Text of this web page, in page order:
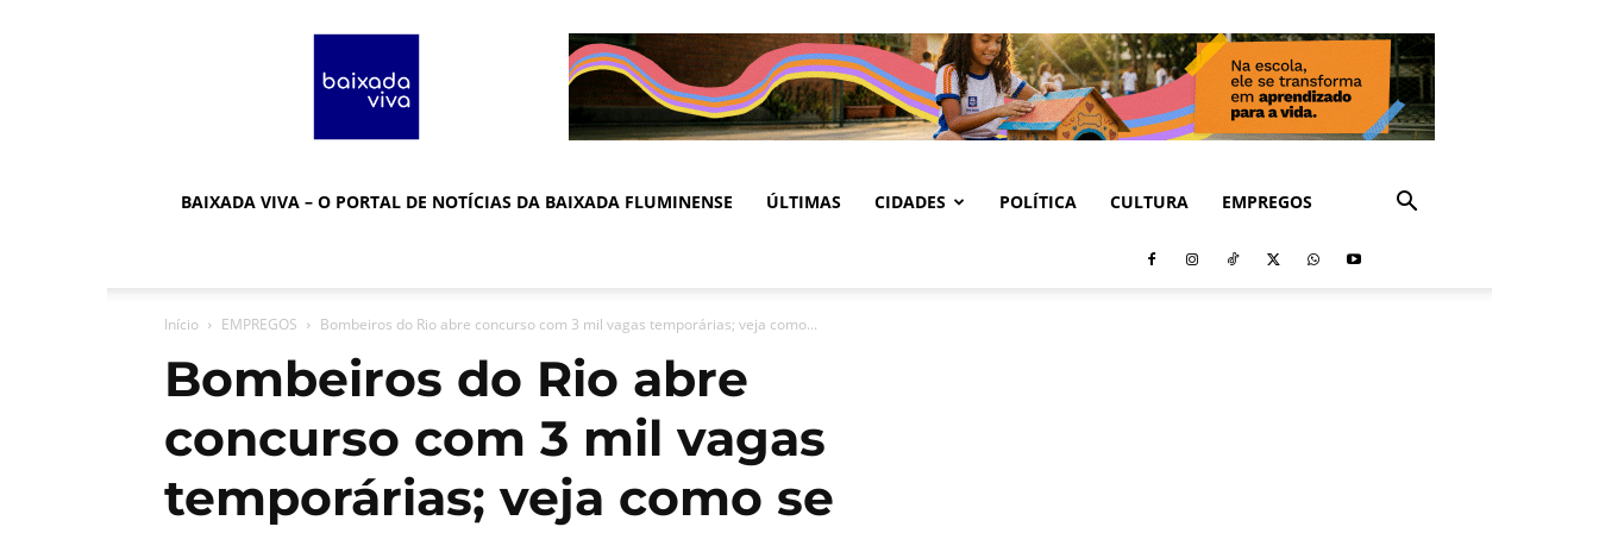
Viva
BAIXADA VIVA – O PORTAL DE NOTÍCIAS DA BAIXADA FLUMINENSE ÚLTIMAS CIDADES POLÍTICA CULTURA EMPREGOS
Início EMPREGOS Bombeiros do Rio abre concurso com 3 mil vagas temporárias; veja como...
Bombeiros do Rio abre
concurso com 3 mil vagas
temporárias; veja como se